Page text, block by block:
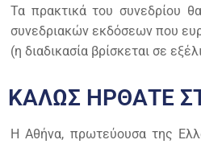
Τα πρακτικά του συνεδρίου
συνεδριακών εκδόσεων που
(η διαδικασία βρίσκεται σε
ΚΑΛΩΣ ΗΡΘΑΤΕ
Η Αθήνα, πρωτεύουσα της